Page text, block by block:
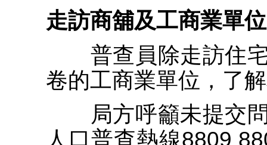
走訪商舖及工商業單
普查員除走訪住宅
卷的工商業單位，了
局方呼籲未提交問
人口普查熱線8809